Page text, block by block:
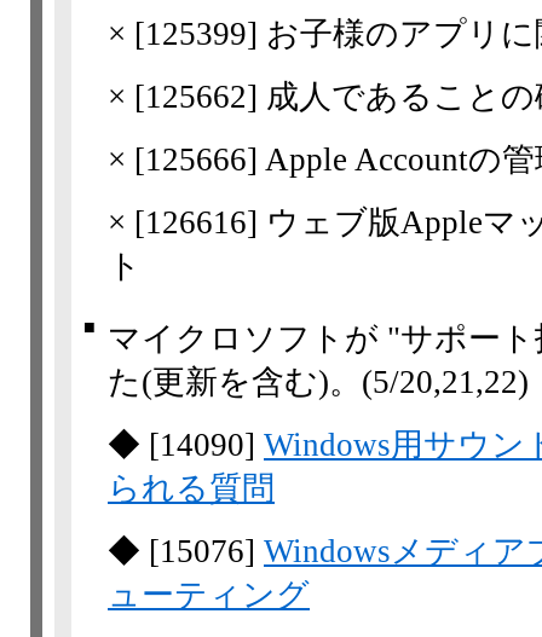
× [125399] お子様のアプリ
× [125662] 成人であること
× [125666] Apple Accountの
× [126616] ウェブ版Appleマ
ト
■
マイクロソフトが "サポー
た(更新を含む)。 (5/20,​21,​22)
◆ [14090] Windows用サウ
られる質問
◆ [15076] Windowsメディ
ューティング